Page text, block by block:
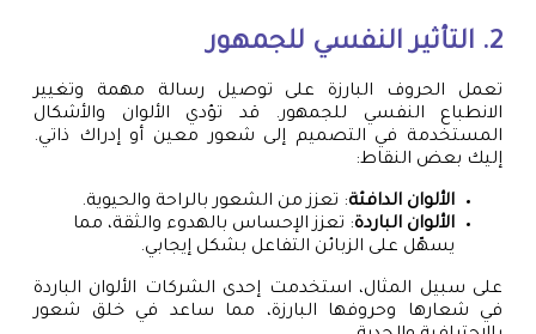
2. التأثير النفسي للجمهور
تعمل الحروف البارزة على توصيل رسالة مهمة وتغيير
الانطباع النفسي للجمهور. قد تؤدي الألوان والأشكال
المستخدمة في التصميم إلى شعور معين أو إدراك ذاتي.
إليك بعض النقاط:
الألوان الدافئة: تعزز من الشعور بالراحة والحيوية.
الألوان الباردة: تعزز الإحساس بالهدوء والثقة، مما
يسهّل على الزبائن التفاعل بشكل إيجابي.
على سبيل المثال، استخدمت إحدى الشركات الألوان الباردة
في شعارها وحروفها البارزة، مما ساعد في خلق شعور